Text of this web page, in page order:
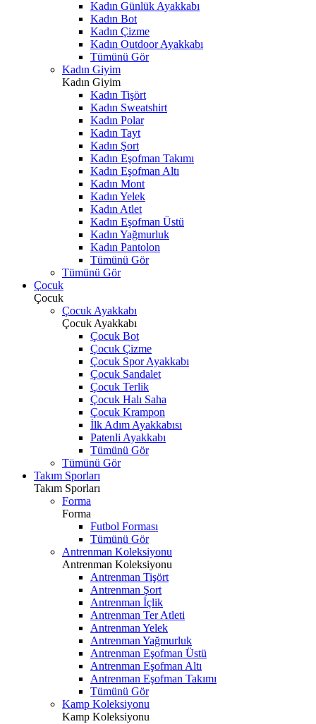
Kadın Günlük Ayakkabı
Kadın Bot
Kadın Çizme
Kadın Outdoor Ayakkabı
Tümünü Gör
Kadın Giyim
Kadın Giyim
Kadın Tişört
Kadın Sweatshirt
Kadın Polar
Kadın Tayt
Kadın Şort
Kadın Eşofman Takımı
Kadın Eşofman Altı
Kadın Mont
Kadın Yelek
Kadın Atlet
Kadın Eşofman Üstü
Kadın Yağmurluk
Kadın Pantolon
Tümünü Gör
Tümünü Gör
Çocuk
Çocuk
Çocuk Ayakkabı
Çocuk Ayakkabı
Çocuk Bot
Çocuk Çizme
Çocuk Spor Ayakkabı
Çocuk Sandalet
Çocuk Terlik
Çocuk Halı Saha
Çocuk Krampon
İlk Adım Ayakkabısı
Patenli Ayakkabı
Tümünü Gör
Tümünü Gör
Takım Sporları
Takım Sporları
Forma
Forma
Futbol Forması
Tümünü Gör
Antrenman Koleksiyonu
Antrenman Koleksiyonu
Antrenman Tişört
Antrenman Şort
Antrenman İçlik
Antrenman Ter Atleti
Antrenman Yelek
Antrenman Yağmurluk
Antrenman Eşofman Üstü
Antrenman Eşofman Altı
Antrenman Eşofman Takımı
Tümünü Gör
Kamp Koleksiyonu
Kamp Koleksiyonu